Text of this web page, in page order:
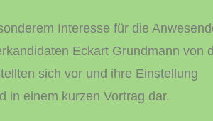
Interesse für die
Eckart Grundmann von
sich vor und ihre Einstellung
in einem kurzen Vortrag dar.